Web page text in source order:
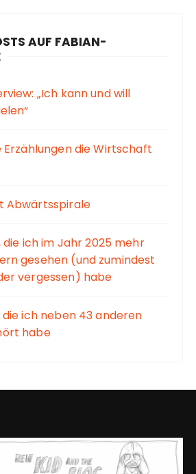
AUF FABIAN-
„Ich kann und will
Erzählungen die Wirtschaft
Abwärtsspirale
die ich im Jahr 2025 mehr
gesehen (und zumindest
vergessen) habe
ich neben 43 anderen
habe